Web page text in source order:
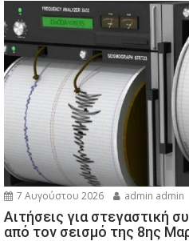
7 Αυγούστου 2026 admin admin
Αιτήσεις για στεγαστική
από τον σεισμό της 8ης